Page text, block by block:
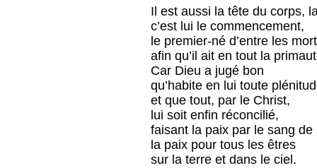
Il est aussi la tête du corps,
c’est lui le commencement,
le premier-né d’entre les
afin qu’il ait en tout la
Car Dieu a jugé bon
qu’habite en lui toute
et que tout, par le Christ,
lui soit enfin réconcilié,
faisant la paix par le sang de
la paix pour tous les êtres
sur la terre et dans le ciel.